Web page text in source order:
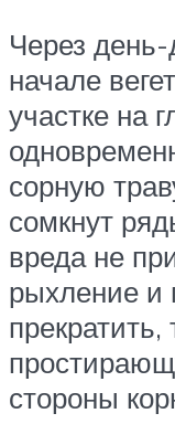
Через
начале
участке на
сорную
сомкнут
вреда не
рыхление и
стороны